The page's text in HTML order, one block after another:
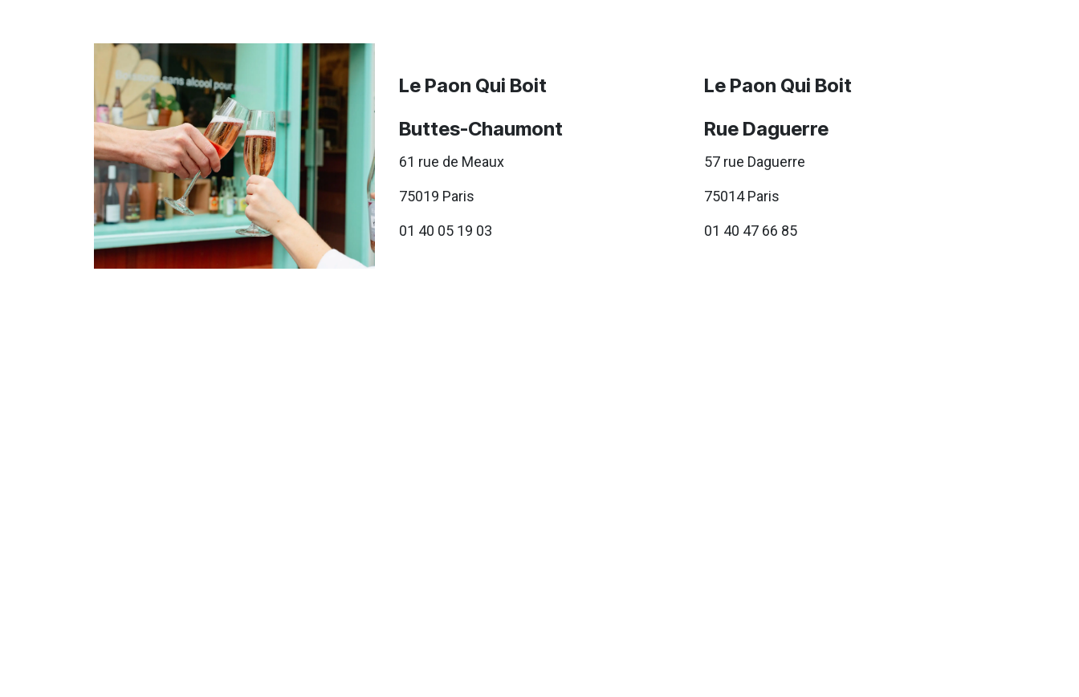
Le Paon Qui Boit
Buttes-Chaumont
61 rue de Meaux
75019 Paris
01 40 05 19 03
Le Paon Qui Boit
Rue Daguerre
57 rue Daguerre
75014 Paris
01 40 47 66 85